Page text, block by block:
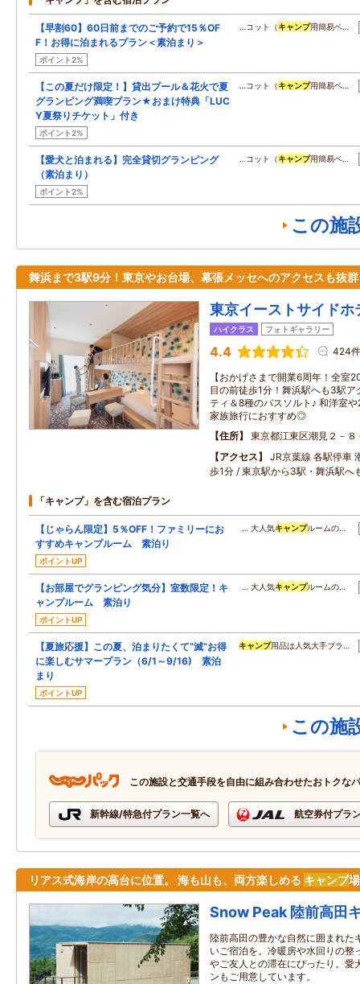
【早割60】60日前までのご予約で15％OF
F！お得に泊まれるプラン＜素泊まり＞
ポイント2%
…コット（キャンプ用簡易ベ…
【この夏だけ限定！】貸出プール＆花火で夏
グランピング満喫プラン★おまけ特典「LUC
Y夏祭りチケット」付き
ポイント2%
…コット（キャンプ用簡易ベ…
【愛犬と泊まれる】完全貸切グランピング
（素泊まり）
ポイント2%
…コット（キャンプ用簡易ベ…
この施
舞浜まで3駅9分！東京やお台場、幕張メッセへのアクセスも抜
東京イーストサイドホ
ハイクラス フォトギャラリー
4.4 424件
【おかげさまで開業6周年！全室
目の前徒歩1分！舞浜駅へも3駅
ティ＆8種のバスソルト♪ 和洋室
家族旅行におすすめ◎
住所
東京都江東区潮見２－８
アクセス
JR京葉線 各駅停車
歩1分 / 東京駅から3駅・舞浜駅へ
「キャンプ」を含む宿泊プラン
【じゃらん限定】5％OFF！ファミリーにお
すすめキャンプルーム 素泊り
ポイントUP
… 大人気キャンプルームの…
【お部屋でグランピング気分】室数限定！キ
ャンプルーム 素泊り
ポイントUP
… 大人気キャンプルームの…
【夏旅応援】この夏、泊まりたくて”滅”お得
に楽しむサマープラン（6/1～9/16) 素泊
まり
ポイントUP
キャンプ用品は人気大手ブラ…
この施
この施設と交通手段を自由に組み合わせたおトクな
新幹線/特急付プラン一覧へ 航空券付プラ
リアス式海岸の高台に位置。 海も山も、両方楽しめる キャンプ
Snow Peak 陸前高田
陸前高田の豊かな自然に囲まれた
いご宿泊を。冷暖房や水回りの整
やご友人との滞在にぴったり。愛
ンもご用意しています。